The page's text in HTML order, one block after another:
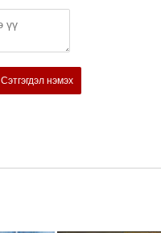
Сэтгэгдэл нэмэх